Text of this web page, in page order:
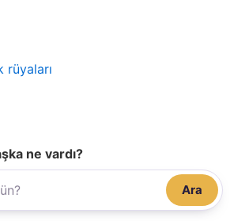
rüyaları
ne vardı?
Ara